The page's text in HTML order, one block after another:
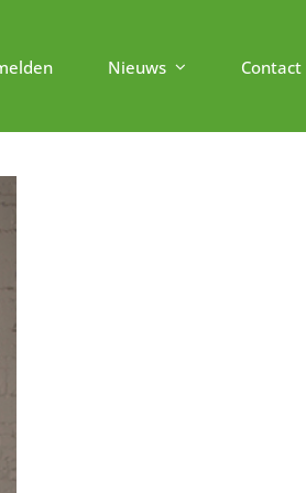
Nieuws Contact